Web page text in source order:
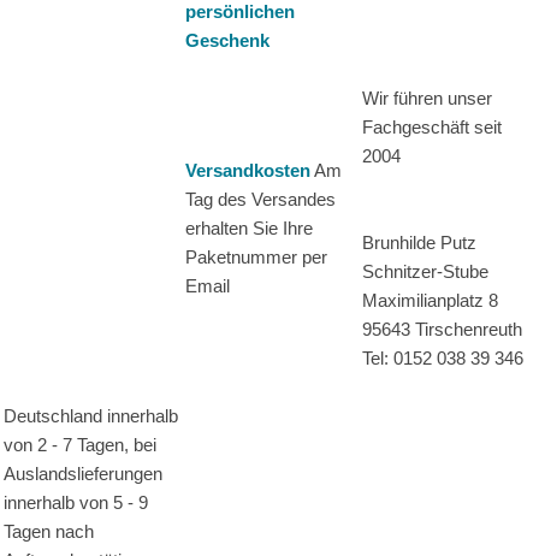
persönlichen
Geschenk
VersandkostenAm
Tag des Versandes
erhalten Sie Ihre
Paketnummer per
Email
Wir führen unser
Fachgeschäft seit
2004
Brunhilde Putz
Schnitzer-Stube
Maximilianplatz 8
95643 Tirschenreuth
Tel: 0152 038 39 346
Deutschland innerhalb
von 2 - 7 Tagen, bei
Auslandslieferungen
innerhalb von 5 - 9
Tagen nach